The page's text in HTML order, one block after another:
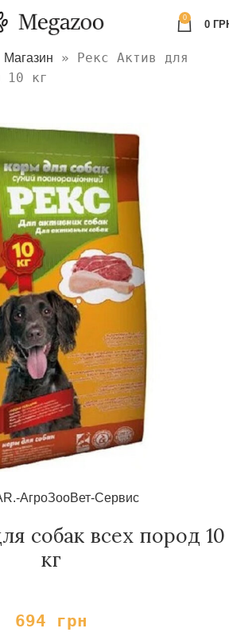
0
0
Магазин » Рекс Актив для
10 кг
увеличить
АгроЗооВет-Сервис
собак всех пород 10
кг
694 грн